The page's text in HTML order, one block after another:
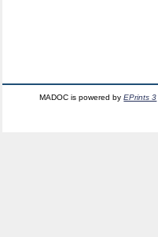
MADOC is powered byEPrints 3